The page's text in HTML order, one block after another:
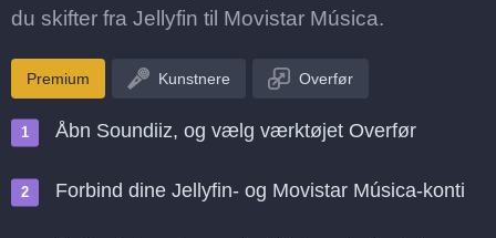
du skifter fra Jellyfin til Movistar Música.
Premium Kunstnere Overfør
Åbn Soundiiz, og vælg værktøjet Overfør
Forbind dine Jellyfin- og Movistar Música-konti